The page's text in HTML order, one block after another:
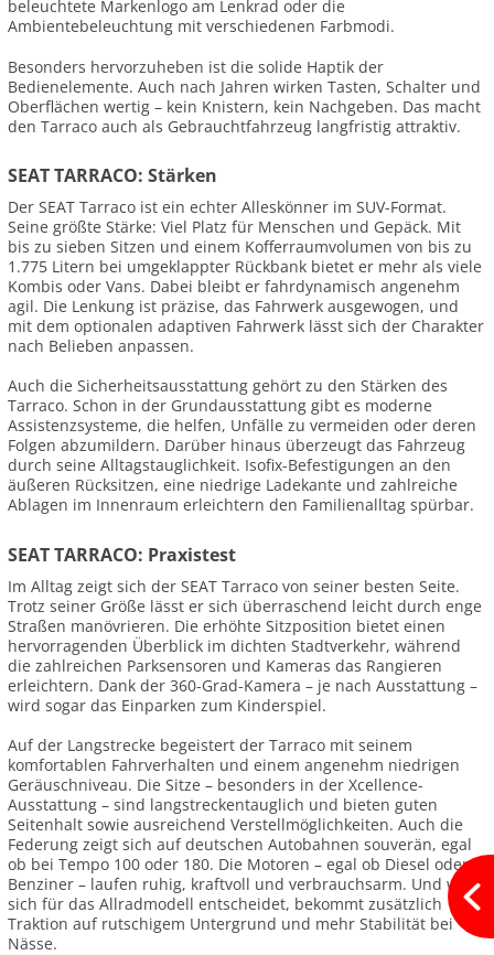
beleuchtete Markenlogo am Lenkrad oder die
Ambientebeleuchtung mit verschiedenen Farbmodi.
Besonders hervorzuheben ist die solide Haptik der
Bedienelemente. Auch nach Jahren wirken Tasten, Schalter und
Oberflächen wertig – kein Knistern, kein Nachgeben. Das macht
den Tarraco auch als Gebrauchtfahrzeug langfristig attraktiv.
SEAT TARRACO: Stärken
Der SEAT Tarraco ist ein echter Alleskönner im SUV-Format.
Seine größte Stärke: Viel Platz für Menschen und Gepäck. Mit
bis zu sieben Sitzen und einem Kofferraumvolumen von bis zu
1.775 Litern bei umgeklappter Rückbank bietet er mehr als viele
Kombis oder Vans. Dabei bleibt er fahrdynamisch angenehm
agil. Die Lenkung ist präzise, das Fahrwerk ausgewogen, und
mit dem optionalen adaptiven Fahrwerk lässt sich der Charakter
nach Belieben anpassen.
Auch die Sicherheitsausstattung gehört zu den Stärken des
Tarraco. Schon in der Grundausstattung gibt es moderne
Assistenzsysteme, die helfen, Unfälle zu vermeiden oder deren
Folgen abzumildern. Darüber hinaus überzeugt das Fahrzeug
durch seine Alltagstauglichkeit. Isofix-Befestigungen an den
äußeren Rücksitzen, eine niedrige Ladekante und zahlreiche
Ablagen im Innenraum erleichtern den Familienalltag spürbar.
SEAT TARRACO: Praxistest
Im Alltag zeigt sich der SEAT Tarraco von seiner besten Seite.
Trotz seiner Größe lässt er sich überraschend leicht durch enge
Straßen manövrieren. Die erhöhte Sitzposition bietet einen
hervorragenden Überblick im dichten Stadtverkehr, während
die zahlreichen Parksensoren und Kameras das Rangieren
erleichtern. Dank der 360-Grad-Kamera – je nach Ausstattung –
wird sogar das Einparken zum Kinderspiel.
Auf der Langstrecke begeistert der Tarraco mit seinem
komfortablen Fahrverhalten und einem angenehm niedrigen
Geräuschniveau. Die Sitze – besonders in der Xcellence-
Ausstattung – sind langstreckentauglich und bieten guten
Seitenhalt sowie ausreichend Verstellmöglichkeiten. Auch die
Federung zeigt sich auf deutschen Autobahnen souverän, egal
ob bei Tempo 100 oder 180. Die Motoren – egal ob Diesel oder
Benziner – laufen ruhig, kraftvoll und verbrauchsarm. Und wer
sich für das Allradmodell entscheidet, bekommt zusätzlich
Traktion auf rutschigem Untergrund und mehr Stabilität bei
Nässe.